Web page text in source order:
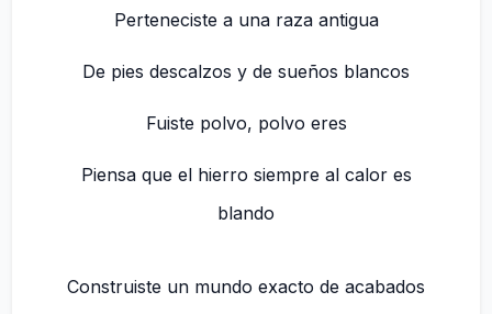
Perteneciste a una raza antigua
De pies descalzos y de sueños blancos
Fuiste polvo, polvo eres
Piensa que el hierro siempre al calor es
blando
Construiste un mundo exacto de acabados